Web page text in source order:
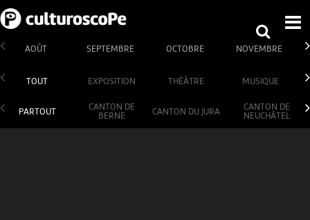
AOÛT SEPTEMBRE OCTOBRE NOVEMBRE
TOUT EXPOSITION THÉÂTRE MUSIQUE
PARTOUT
CANTON DE
BERNE
CANTON DU JURA
CANTON DE
NEUCHÂTEL